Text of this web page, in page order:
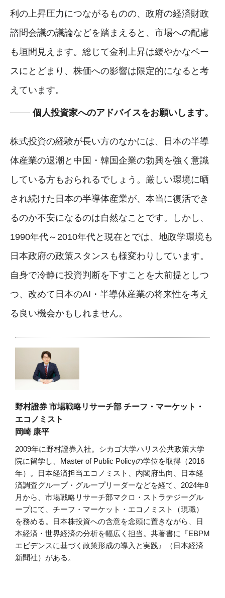
利の上昇圧力につながるものの、政府の経済財政
諮問会議の議論などを踏まえると、市場への配慮
も垣間見えます。総じて金利上昇は緩やかなペー
スにとどまり、株価への影響は限定的になると考
えています。
個人投資家へのアドバイスをお願いします。
株式投資の経験が長い方のなかには、日本の半導
体産業の退潮と中国・韓国企業の勃興を強く意識
している方もおられるでしょう。厳しい環境に晒
され続けた日本の半導体産業が、本当に復活でき
るのか不安になるのは自然なことです。しかし、
1990年代～2010年代と現在とでは、地政学環境も
日本政府の政策スタンスも様変わりしています。
自身で冷静に投資判断を下すことを大前提としつ
つ、改めて日本のAI・半導体産業の将来性を考え
る良い機会かもしれません。
野村證券 市場戦略リサーチ部 チーフ・マーケット・
エコノミスト
岡崎 康平
2009年に野村證券入社。シカゴ大学ハリス公共政策大学
院に留学し、Master of Public Policyの学位を取得（2016
年）。日本経済担当エコノミスト、内閣府出向、日本経
済調査グループ・グループリーダーなどを経て、2024年8
月から、市場戦略リサーチ部マクロ・ストラテジーグル
ープにて、チーフ・マーケット・エコノミスト（現職）
を務める。日本株投資への含意を念頭に置きながら、日
本経済・世界経済の分析を幅広く担当。共著書に『EBPM
エビデンスに基づく政策形成の導入と実践』（日本経済
新聞社）がある。